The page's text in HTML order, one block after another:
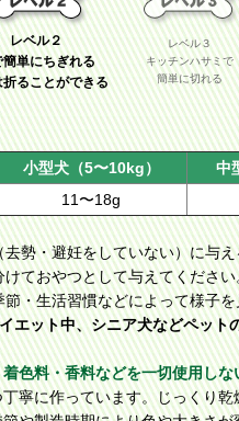
レベル２
簡単にちぎれる
折ることができる
レベル３
キッチンハサミで
簡単に切れる
小型犬（5〜10kg） 中
11〜18g
勢・避妊をしていない）に与
ておやつとして与えてください
・生活習慣などによって様子
エット中、シニア犬などペッ
色料・香料などを一切使用しな
寧に作っています。じっくり